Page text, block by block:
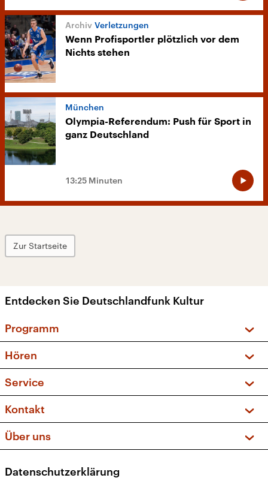
Verletzungen
Wenn Profisportler plötzlich vor dem
Nichts stehen
München
Olympia-Referendum: Push für Sport in
ganz Deutschland
13:25 Minuten
Zur Startseite
Entdecken Sie Deutschlandfunk Kultur
Programm
Sendungen und Podcasts
Musikliste
Kakadu – Das Kinderprogramm
Hören
Frequenzen (UKW + DAB+)
Service
FAQ
Apps
Newsletter
Kontakt
Social Media
Über uns
Datenschutzerklärung